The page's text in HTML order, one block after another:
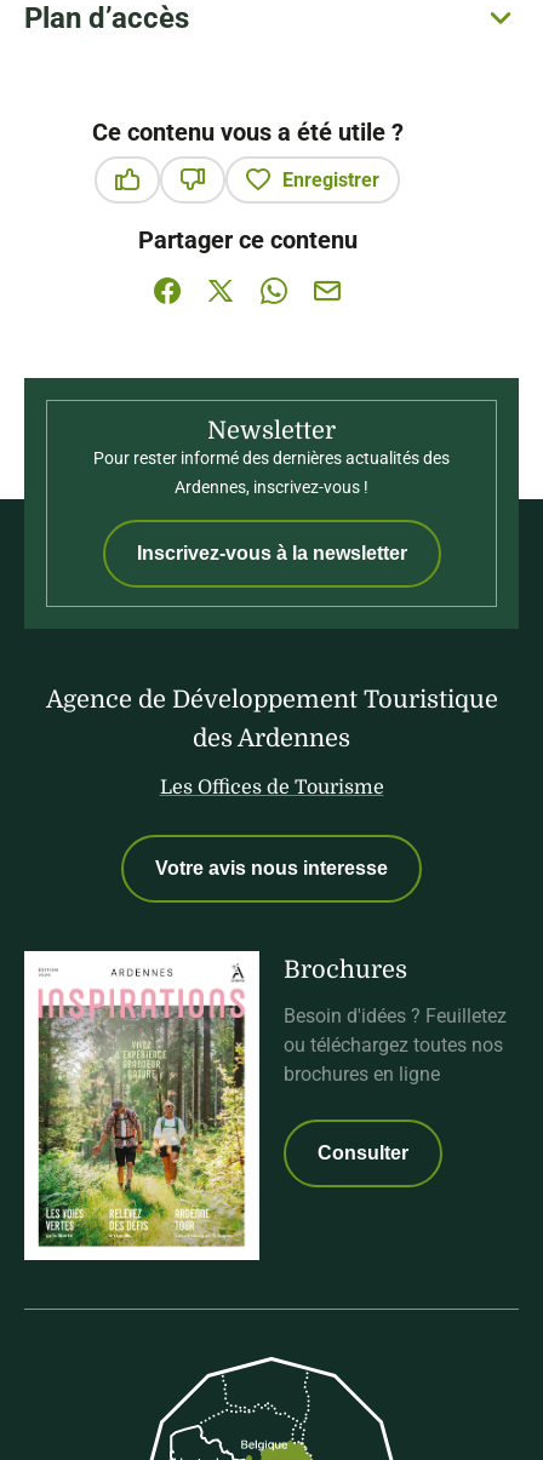
Plan d’accès
Ce contenu vous a été utile ?
Enregistrer
Partager ce contenu
Partager sur Facebook (nouvelle fenêtre)
Partager sur X / Twitter (nouvelle
Partager sur WhatsApp
Partager par mail
Newsletter
Pour rester informé des dernières actualités des
Ardennes, inscrivez-vous !
Inscrivez-vous à la newsletter
Agence de Développement Touristique
des Ardennes
Les Offices de Tourisme
Votre avis nous interesse
Brochures
Besoin d'idées ? Feuilletez
ou téléchargez toutes nos
brochures en ligne
Consulter